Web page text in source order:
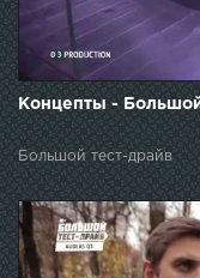
Концепты -
Большой тест-драйв